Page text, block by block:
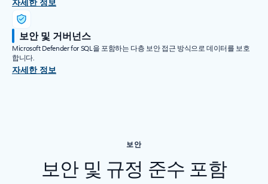
자세한 정보
보안 및 거버넌스
Microsoft Defender for SQL을 포함하는 다층 보안 접근 방식으로 데이터를 보호
합니다.
자세한 정보
보안
보안 및 규정 준수 포함